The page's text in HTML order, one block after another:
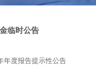
临时公告
年度报告提示性公告